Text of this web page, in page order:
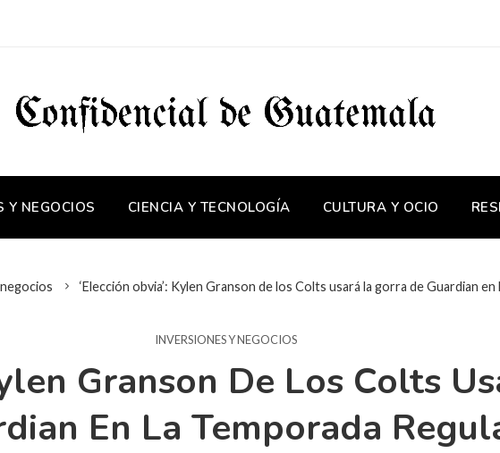
Y NEGOCIOS CIENCIA Y TECNOLOGÍA CULTURA Y OCIO
‘Elección obvia’: Kylen Granson de los Colts usará la gorra de Guardian
INVERSIONES Y NEGOCIOS
Granson De Los Colts
En La Temporada